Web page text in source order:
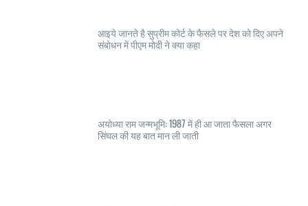
आइये जानते है सुप्रीम कोर्ट के फैसले पर देश को दिए अपने
संबोधन में पीएम मोदी ने क्या कहा
अयोध्या राम जन्मभूमि: 1987 में ही आ जाता फैसला अगर
सिंघल की यह बात मान ली जाती